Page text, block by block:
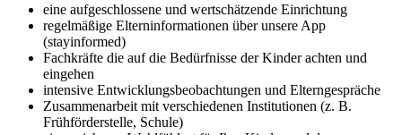
eine aufgeschlossene und wertschätzende Einrichtung
regelmäßige Elterninformationen über unsere App
(stayinformed)
Fachkräfte die auf die Bedürfnisse der Kinder achten und
eingehen
intensive Entwicklungsbeobachtungen und Elterngespräche
Zusammenarbeit mit verschiedenen Institutionen (z. B.
Frühförderstelle, Schule)